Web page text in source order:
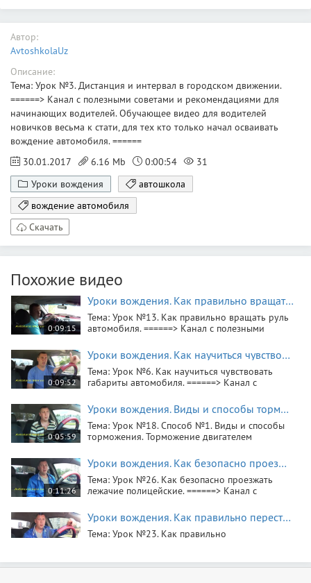
Автор:
AvtoshkolaUz
Описание:
Тема: Урок №3. Дистанция и интервал в городском движении.
======> Канал с полезными советами и рекомендациями для
начинающих водителей. Обучающее видео для водителей
новичков весьма к стати, для тех кто только начал осваивать
вождение автомобиля. ======
30.01.2017
6.16 Mb 0:00:54
31
Уроки вождения
автошкола
вождение автомобиля
Скачать
Похожие видео
0:09:15
Уроки вождения. Как правильно вращать руль автомобиля.
Тема: Урок №13. Как правильно вращать руль
автомобиля. ======> Канал с полезными
водителей. Обучающее видео для водителей
новичков весьма к стати, для тех кто только
начал осваивать вождение автомобиля. ======
0:09:52
Уроки вождения. Как научиться чувствовать габариты автомобиля.
Тема: Урок №6. Как научиться чувствовать
габариты автомобиля. ======> Канал с
начинающих водителей. Обучающее видео
для водителей новичков весьма к стати, для
тех кто только начал осваивать вождение
автомобиля. ======
0:05:59
Уроки вождения. Виды и способы торможения. Торможение двигателем автомобиля.
Тема: Урок №18. Способ №1. Виды и способы
торможения. Торможение двигателем
советами и рекомендациями для начинающих
водителей. Обучающее видео для водителей
новичков весьма к стати, для тех кто только
начал осваивать вождение автомобиля. ======
0:11:26
Уроки вождения. Как безопасно проезжать лежачие полицейские.
Тема: Урок №26. Как безопасно проезжать
лежачие полицейские. ======> Канал с
начинающих водителей. Обучающее видео
для водителей новичков весьма к стати, для
тех кто только начал осваивать вождение
Уроки вождения. Как правильно перестраиваться.
Тема: Урок №23. Как правильно
водителей. Обучающее видео для водителейУроки вождения. Как правильно заводить автомобиль.